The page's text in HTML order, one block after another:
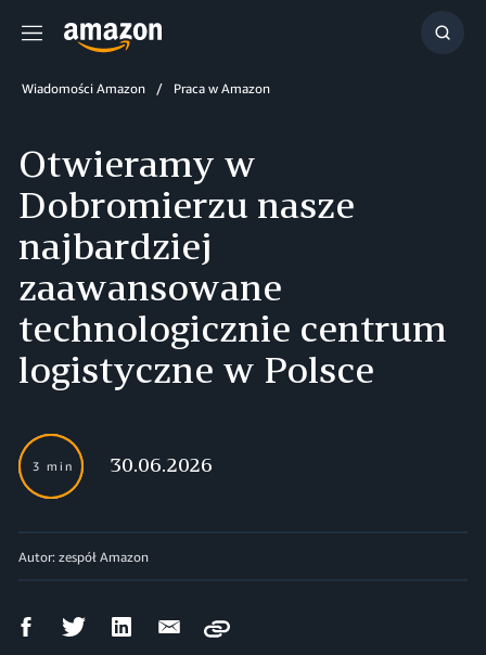
Menu
Wiadomości Amazon Praca w Amazon
Otwieramy w
Dobromierzu nasze
najbardziej
zaawansowane
technologicznie centrum
logistyczne w Polsce
3 min 30.06.2026
Autor: zespół Amazon
UdostępnijUdostępnijUdostępnij
Wyślij
Copy